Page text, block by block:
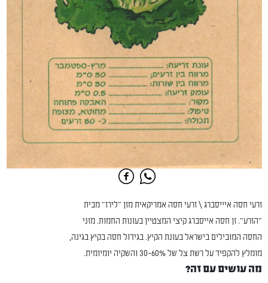
זרעי חסה איייסברג \ זרעי חסה אמריקאית מזן "לירז" מבית
"הזרע". זן חסה אייסברג קיצי המצטיין בעונות החמות. מזני
החסה המובילים בישראל בעונת הקיץ. בגידול חסה בקיץ בגינה,
מומלץ להקפיד על רשת צל של 30-60% והשקיה יומיומית.
מה עושים עם זה?